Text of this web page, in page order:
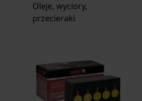
Oleje, wyciory,
przecieraki